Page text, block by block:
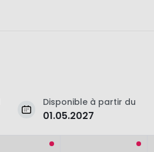
Disponible à partir du
01.05.2027